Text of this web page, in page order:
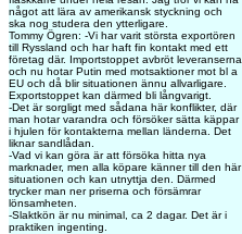
något att lära av amerikansk styckning och
ska nog studera den ytterligare.
Tommy Ögren: -Vi har varit största exportören
till Ryssland och har haft fin kontakt med ett
företag där. Importstoppet avbröt leveranserna
och nu hotar Putin med motsaktioner mot bl a
EU och då blir situationen ännu allvarligare.
Exportstoppet kan därmed bli långvarigt.
-Det är sorgligt med sådana här konflikter, där
man hotar varandra och försöker sätta käppar
i hjulen för kontakterna mellan länderna. Det
liknar sandlådan.
-Vad vi kan göra är att försöka hitta nya
marknader, men alla köpare känner till den här
situationen och kan utnyttja den. Därmed
trycker man ner priserna och försämrar
lönsamheten.
-Slaktkön är nu minimal, ca 2 dagar. Det är i
praktiken ingenting.